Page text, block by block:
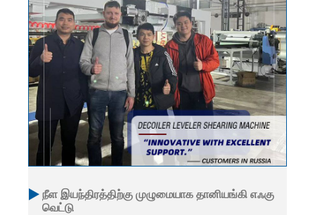
நீள இயந்திரத்திற்கு முழுமையாக தானியங்கி எஃகு
வெட்டு